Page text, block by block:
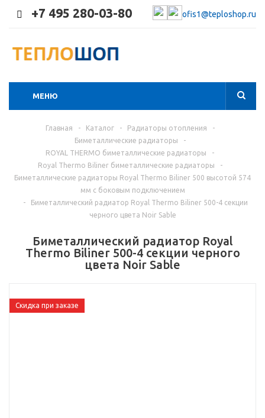
+7 495 280-03-80 ofis1@teploshop.ru
МЕНЮ
Главная - Каталог - Радиаторы отопления
-
Биметаллические радиаторы
-
ROYAL THERMO биметаллические радиаторы
-
Royal Thermo Biliner биметаллические радиаторы
-
Биметаллические радиаторы Royal Thermo Biliner 500 высотой 574
мм с боковым подключением
-
Биметаллический радиатор Royal Thermo Biliner 500-4 секции
черного цвета Noir Sable
Биметаллический радиатор Royal
Thermo Biliner 500-4 секции черного
цвета Noir Sable
Скидка при заказе